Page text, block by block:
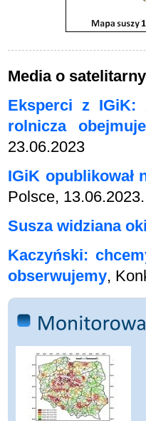
Media o
Eksperci z IGiK:
rolnicza
23.06.2023
IGiK opublikował
Polsce, 13.06.2023.
Susza widziana
Kaczyński:
obserwujemy,